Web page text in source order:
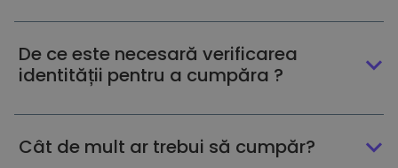
De ce este necesară verificarea
identității pentru a cumpăra ?
Cât de mult ar trebui să cumpăr?